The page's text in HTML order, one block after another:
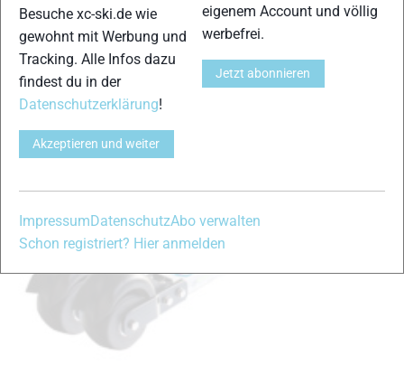
Training Klassik Hobbyläufer 2016
Mario Felgenhauer
-
3. April 2016
Der Ski Skett Sport Classic Alu (früher bekannt als Modell Bull)
kommt mit den breitesten Rollen im Testfeld. Trotz oder gerade
wegen diesen Rollen kann er die Tester komplett überzeugen …
Besuche xc-ski.de wie
gewohnt mit Werbung und
Tracking. Alle Infos dazu
findest du in der
Datenschutzerklärung!
Akzeptieren und weiter
eigenem Account und völlig
werbefrei.
Jetzt abonnieren
ImpressumDatenschutzAbo verwalten
Schon registriert? Hier anmelden